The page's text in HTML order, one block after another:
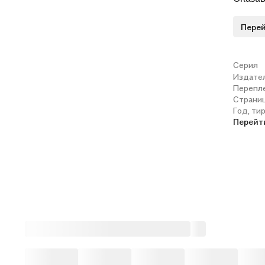
Серия
Год,